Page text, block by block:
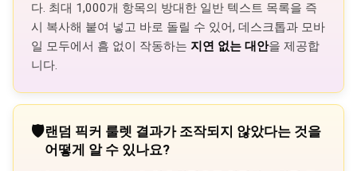
다. 최대 1,000개 항목의 방대한 일반 텍스트 목록을 즉
시 복사해 붙여 넣고 바로 돌릴 수 있어, 데스크톱과 모바
일 모두에서 흠 없이 작동하는 지연 없는 대안을 제공합
니다.
🛡️랜덤 픽커 룰렛 결과가 조작되지 않았다는 것을
어떻게 알 수 있나요?